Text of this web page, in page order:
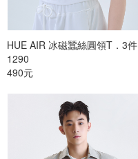
HUE AIR 冰磁蠶絲圓領T．3件
1290
490元